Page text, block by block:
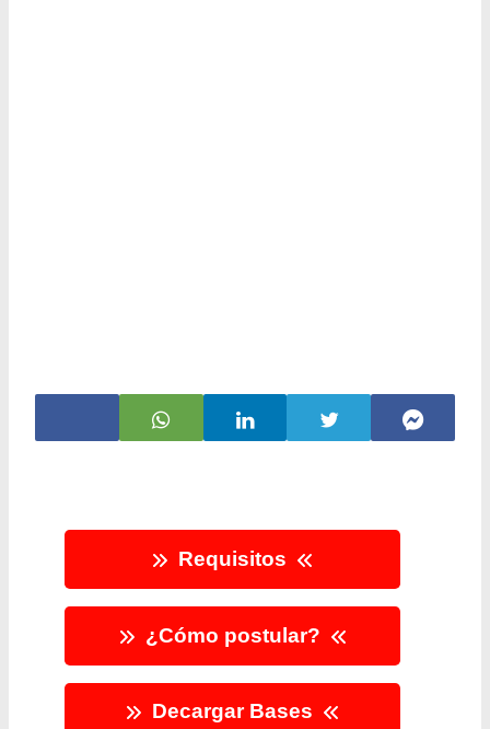
Requisitos
¿Cómo postular?
Decargar Bases